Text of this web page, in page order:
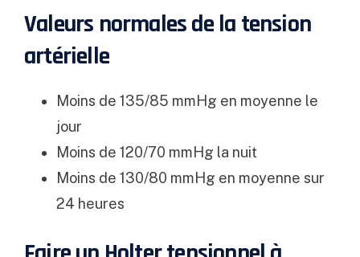
Valeurs normales de la tension
artérielle
Moins de 135/85 mmHg en moyenne le
jour
Moins de 120/70 mmHg la nuit
Moins de 130/80 mmHg en moyenne sur
24 heures